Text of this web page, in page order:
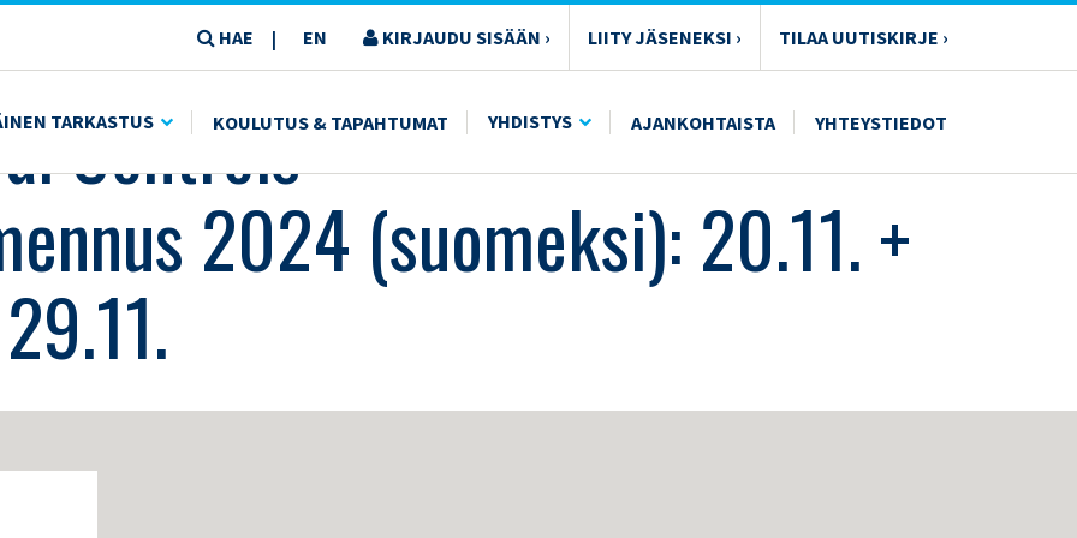
HAE | EN KIRJAUDU SISÄÄN › LIITY JÄSENEKSI › TILAA UUTISKIRJE ›
TARKASTUS KOULUTUS & TAPAHTUMAT YHDISTYS AJANKOHTAISTA YHTEYSTIEDOT
2024 (SUOMEKSI): 20.11. + 22.11. + 25.11 + 29.11.
Controls –
2024 (suomeksi): 20.11. +